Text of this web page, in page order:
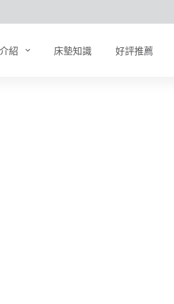
紹 床墊知識 好評推薦